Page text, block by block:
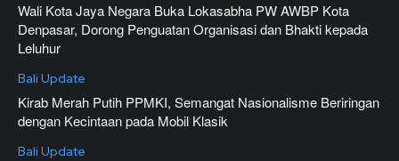
Wali Kota Jaya Negara Buka Lokasabha PW AWBP Kota
Denpasar, Dorong Penguatan Organisasi dan Bhakti kepada
Leluhur
Bali Update
Kirab Merah Putih PPMKI, Semangat Nasionalisme Beriringan
dengan Kecintaan pada Mobil Klasik
Bali Update